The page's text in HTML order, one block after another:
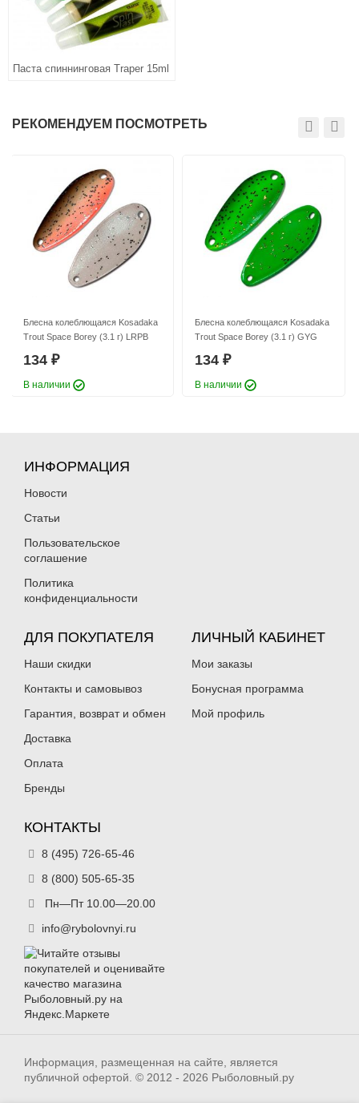
Паста спиннинговая Traper 15ml
РЕКОМЕНДУЕМ ПОСМОТРЕТЬ
Блесна колеблющаяся Kosadaka
Trout Space Borey (3.1 г) LRPB
134 ₽
В наличии
Блесна колеблющаяся Kosadaka
Trout Space Borey (3.1 г) GYG
134 ₽
В наличии
ИНФОРМАЦИЯ
Новости
Статьи
Пользовательское
соглашение
Политика
конфиденциальности
ДЛЯ ПОКУПАТЕЛЯ
Наши скидки
Контакты и самовывоз
Гарантия, возврат и обмен
Доставка
Оплата
Бренды
ЛИЧНЫЙ КАБИНЕТ
Мои заказы
Бонусная программа
Мой профиль
КОНТАКТЫ
8 (495) 726-65-46
8 (800) 505-65-35
Пн—Пт 10.00—20.00
info@rybolovnyi.ru
Информация, размещенная на сайте, является
публичной офертой. © 2012 - 2026 Рыболовный.ру